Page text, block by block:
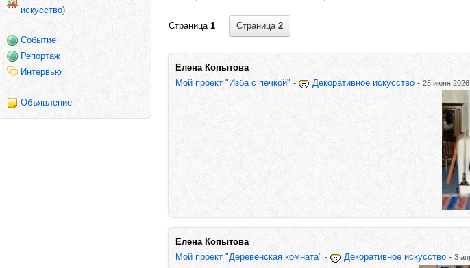
искусство)
Событие
Репортаж
Интервью
Объявление
Страница 1 Страница 2
Елена Копытова
Мой проект "Изба с печкой" - Декоративное искусство - 25 июня
Елена Копытова
Мой проект "Деревенская комната" - Декоративное искусство - 3